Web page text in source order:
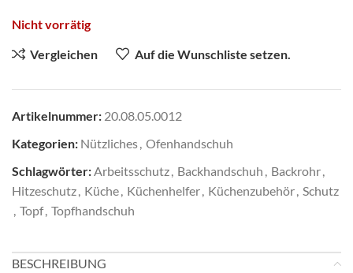
Nicht vorrätig
Vergleichen
Auf die Wunschliste setzen.
Artikelnummer: 20.08.05.0012
Kategorien: Nützliches, Ofenhandschuh
Schlagwörter:Arbeitsschutz, Backhandschuh , Backrohr,
Hitzeschutz, Küche, Küchenhelfer, Küchenzubehör, Schutz
, Topf, Topfhandschuh
BESCHREIBUNG